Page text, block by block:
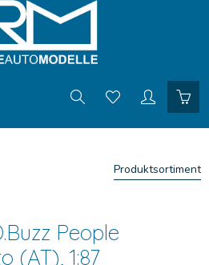
Produktsortiment
People
(AT), 1:87